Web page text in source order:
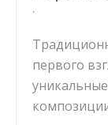
первого